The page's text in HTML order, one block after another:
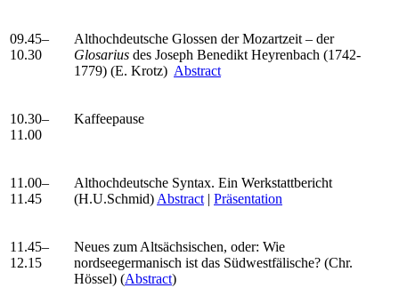
09.45–
10.30
Althochdeutsche Glossen der Mozartzeit – der
Glosarius des Joseph Benedikt Heyrenbach (1742-
1779) (E. Krotz) Abstract
10.30–
11.00
Kaffeepause
11.00–
11.45
Althochdeutsche Syntax. Ein Werkstattbericht
(H.U.Schmid) Abstract | Präsentation
11.45–
12.15
Neues zum Altsächsischen, oder: Wie
nordseegermanisch ist das Südwestfälische? (Chr.
Hössel) (Abstract)